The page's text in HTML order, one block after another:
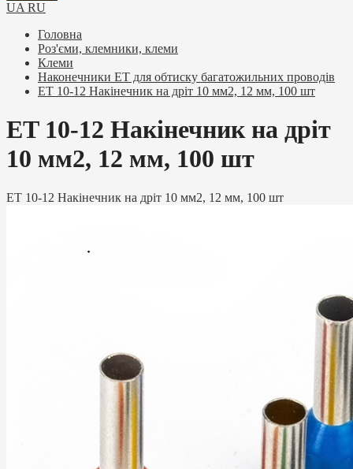
UA RU
Головна
Роз'єми, клемники, клеми
Клеми
Наконечники ET для обтиску багатожильних проводів
ET 10-12 Накінечник на дріт 10 мм2, 12 мм, 100 шт
ET 10-12 Накінечник на дріт
10 мм2, 12 мм, 100 шт
ET 10-12 Накінечник на дріт 10 мм2, 12 мм, 100 шт